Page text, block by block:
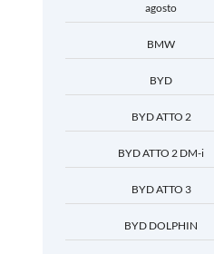
agosto
BMW
BYD
BYD ATTO 2
BYD ATTO 2 DM-i
BYD ATTO 3
BYD DOLPHIN